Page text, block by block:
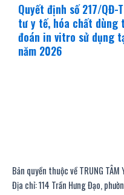
Quyết định số 217/QĐ-
tư y tế, hóa chất dùng
đoán in vitro sử dụng
năm 2026
Bản quyền thuộc về TRUNG TÂM
Địa chỉ: 114 Trần Hưng Đạo,